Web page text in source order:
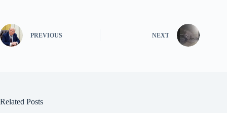
PREVIOUS NEXT
Related Posts